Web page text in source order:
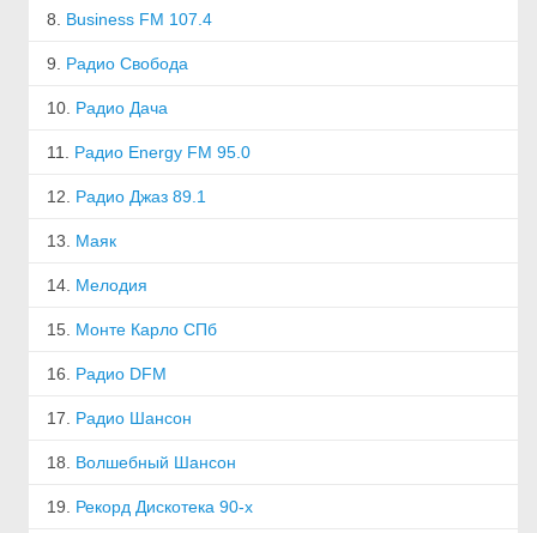
8. Business FM 107.4
9. Радио Свобода
10. Радио Дача
11. Радио Energy FM 95.0
12. Радио Джаз 89.1
13. Маяк
14. Мелодия
15. Монте Карло СПб
16. Радио DFM
17. Радио Шансон
18. Волшебный Шансон
19. Рекорд Дискотека 90-х